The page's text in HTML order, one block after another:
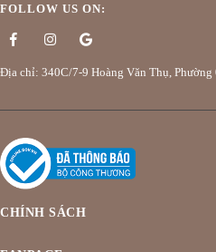
FOLLOW US ON:
Địa chỉ: 340C/7-9 Hoàng Văn Thụ,
CHÍNH SÁCH